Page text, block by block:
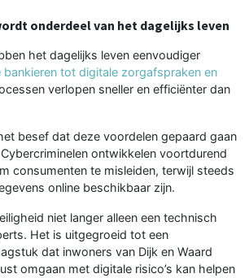
onderdeel van het dagelijks leven
het dagelijks leven eenvoudiger
bankieren tot digitale zorgafspraken en
verlopen sneller en efficiënter dan
besef dat deze voordelen gepaard gaan
ontwikkelen voortdurend
consumenten te misleiden, terwijl steeds
online beschikbaar zijn.
niet langer alleen een technisch
Het is uitgegroeid tot een
dat inwoners van Dijk en Waard
omgaan met digitale risico’s kan helpen